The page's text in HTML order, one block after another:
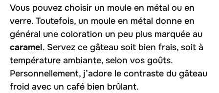
Vous pouvez choisir un moule en métal ou en
verre. Toutefois, un moule en métal donne en
général une coloration un peu plus marquée au
caramel. Servez ce gâteau soit bien frais, soit à
température ambiante, selon vos goûts.
Personnellement, j’adore le contraste du gâteau
froid avec un café bien brûlant.